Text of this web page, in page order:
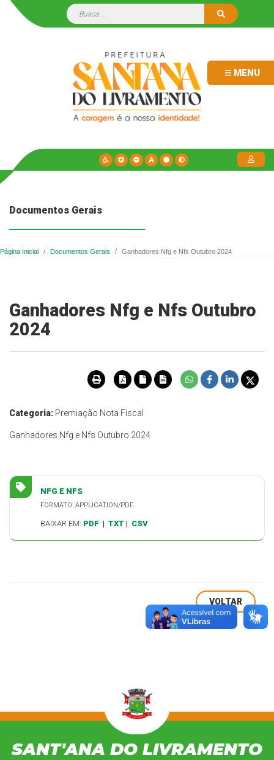
MENU
Documentos Gerais
Página Inicial Documentos Gerais Ganhadores Nfg e Nfs Outubro 2024
Ganhadores Nfg e Nfs Outubro
2024
Categoria: Premiação Nota Fiscal
Ganhadores Nfg e Nfs Outubro 2024
NFG E NFS
FORMATO: APPLICATION/PDF
BAIXAR EM: PDF | TXT | CSV
VOLTAR
SANT'ANA DO LIVRAMENTO